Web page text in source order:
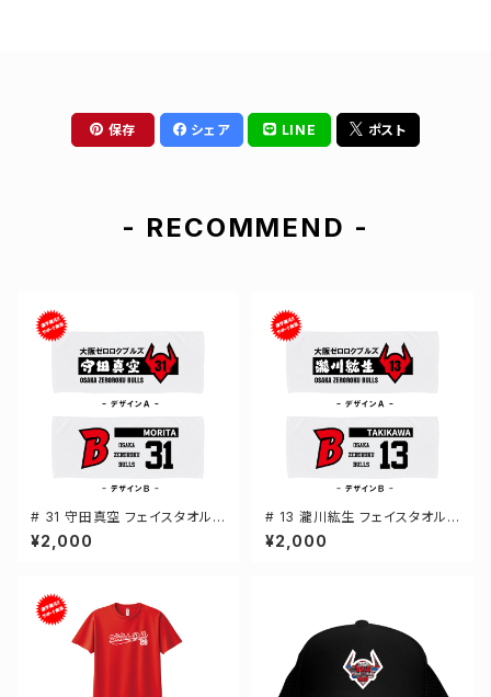
保存 シェア LINE ポスト
- RECOMMEND -
# 31 守田真空 フェイスタオル
選手還元 2デザイン FT0144
¥2,000
# 13 瀧川紘生 フェイスタオル
選手還元 2デザイン FT0144
¥2,000